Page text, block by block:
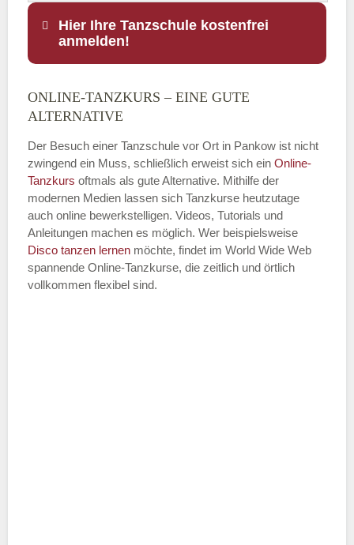
Hier Ihre Tanzschule kostenfrei
anmelden!
Name
E-Mail*
Name der Tanzschule
ONLINE-TANZKURS – EINE GUTE
ALTERNATIVE
Der Besuch einer Tanzschule vor Ort in Pankow ist nicht
zwingend ein Muss, schließlich erweist sich ein Online-
Tanzkurs oftmals als gute Alternative. Mithilfe der
modernen Medien lassen sich Tanzkurse heutzutage
auch online bewerkstelligen. Videos, Tutorials und
Anleitungen machen es möglich. Wer beispielsweise
Disco tanzen lernen möchte, findet im World Wide Web
spannende Online-Tanzkurse, die zeitlich und örtlich
vollkommen flexibel sind.